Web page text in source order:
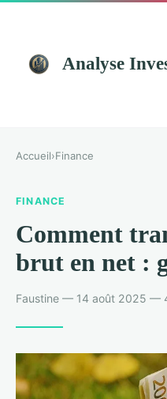
Analyse
Accueil›Finance
FINANCE
Comment
brut en net :
Faustine — 14 août 2025 —